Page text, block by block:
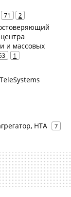
71 2
и массовых
1
НТА
7